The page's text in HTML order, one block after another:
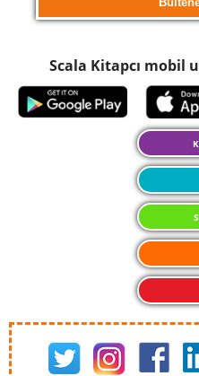
Scala Kitapcı mobil